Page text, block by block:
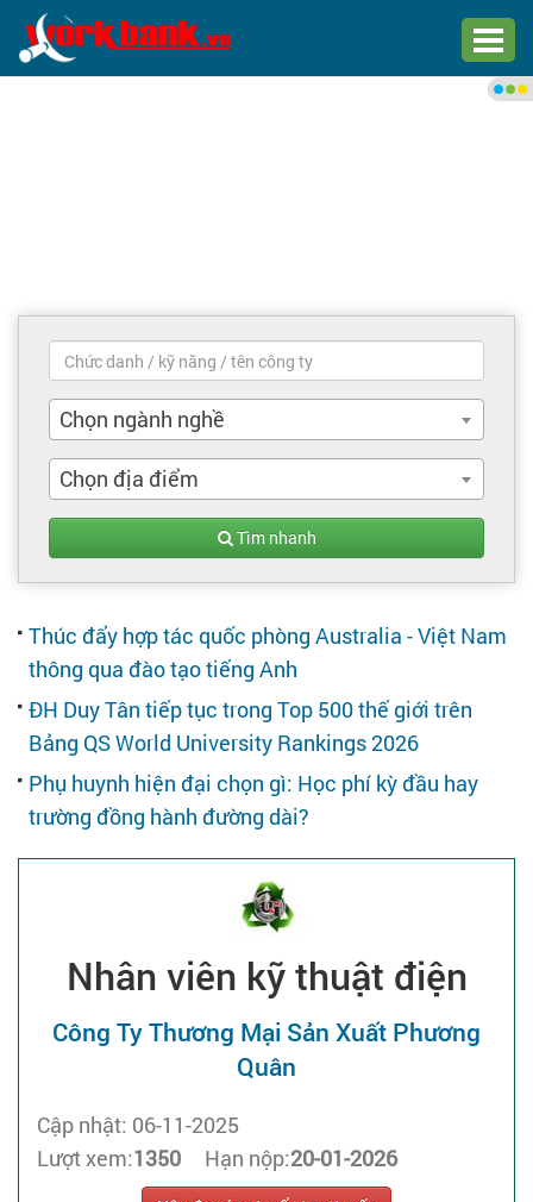
Trang chủ
Việc làm mới nhất
Tìm việc làm
Nhà tuyển dụng
Chọn ngành nghề
Chọn địa điểm
Tìm nhanh
Thúc đẩy hợp tác quốc phòng Australia - Việt Nam
thông qua đào tạo tiếng Anh
ĐH Duy Tân tiếp tục trong Top 500 thế giới trên
Bảng QS World University Rankings 2026
Phụ huynh hiện đại chọn gì: Học phí kỳ đầu hay
trường đồng hành đường dài?
Nhân viên kỹ thuật điện
Công Ty Thương Mại Sản Xuất Phương
Quân
Cập nhật: 06-11-2025
Lượt xem:1350 Hạn nộp:20-01-2026